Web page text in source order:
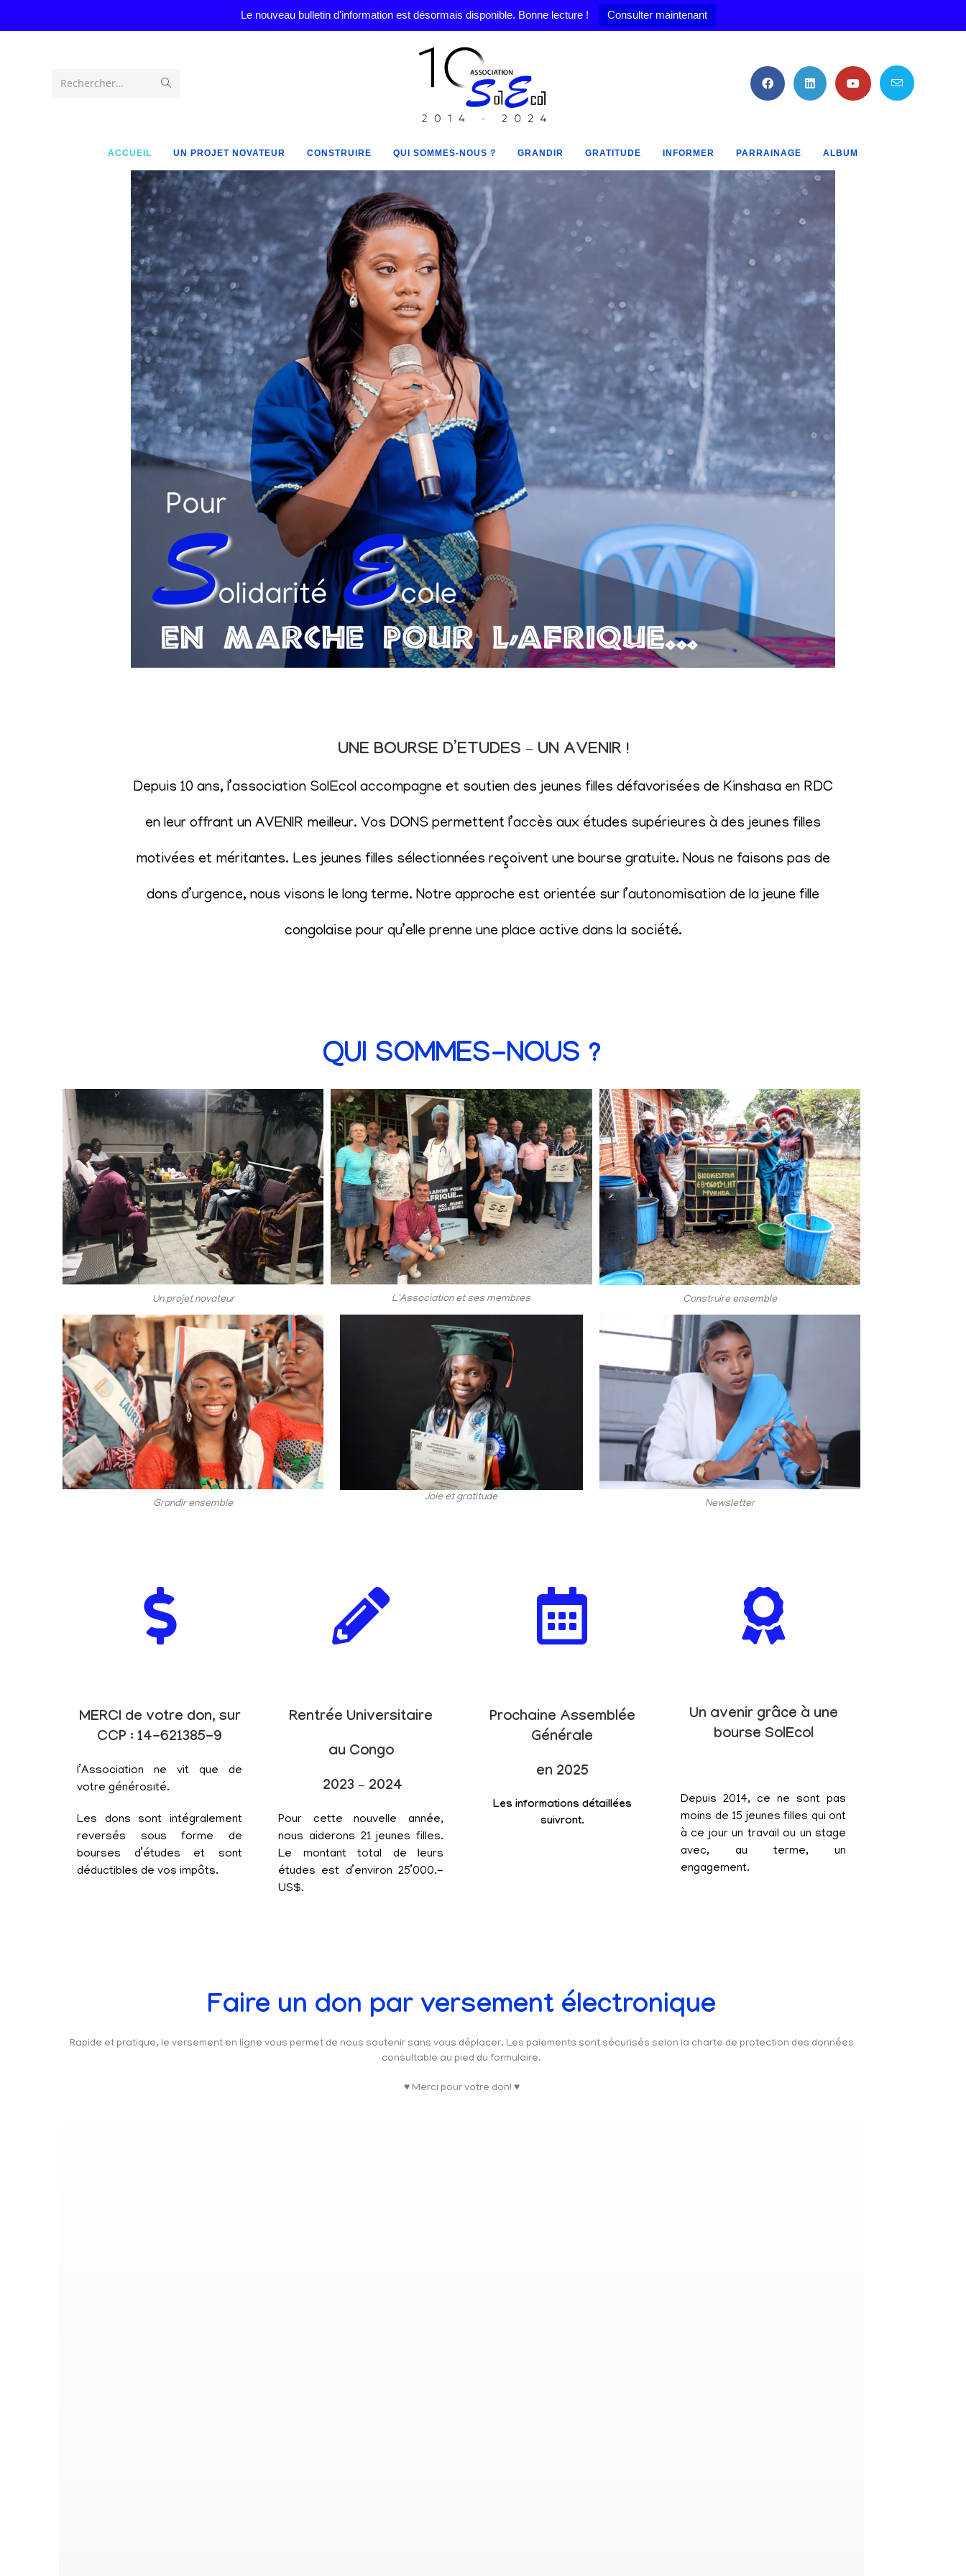
Le nouveau bulletin d'information est désormais disponible. Bonne lecture ! Consulter maintenant
Rechercher…
ACCUEIL UN PROJET NOVATEUR CONSTRUIRE QUI SOMMES-NOUS ? GRANDIR GRATITUDE INFORMER PARRAINAGE ALBUM
UNE BOURSE D’ETUDES – UN AVENIR !
Depuis 10 ans, l’association SolEcol accompagne et soutien des jeunes filles défavorisées de Kinshasa en RDC
en leur offrant un AVENIR meilleur. Vos DONS permettent l’accès aux études supérieures à des jeunes filles
motivées et méritantes. Les jeunes filles sélectionnées reçoivent une bourse gratuite. Nous ne faisons pas de
dons d’urgence, nous visons le long terme. Notre approche est orientée sur l’autonomisation de la jeune fille
congolaise pour qu’elle prenne une place active dans la société.
QUI SOMMES-NOUS ?
Un projet novateur L'Association et ses membres Construire ensemble
Grandir ensemble
Joie et gratitude
Newsletter
MERCI de votre don, sur
CCP : 14-621385-9
l’Association ne vit que de
votre générosité.
Les dons sont intégralement
reversés sous forme de
bourses d’études et sont
déductibles de vos impôts.
Rentrée Universitaire
au Congo
2023 – 2024
Pour cette nouvelle année,
nous aiderons 21 jeunes filles.
Le montant total de leurs
études est d’environ 25’000.-
US$.
Prochaine Assemblée
Générale
en 2025
Les informations détaillées
suivront.
Un avenir grâce à une
bourse SolEcol
Depuis 2014, ce ne sont pas
moins de 15 jeunes filles qui ont
à ce jour un travail ou un stage
avec, au terme, un
engagement.
Faire un don par versement électronique
Rapide et pratique, le versement en ligne vous permet de nous soutenir sans vous déplacer. Les paiements sont sécurisés selon la charte de protection des données
consultable au pied du formulaire.
♥ Merci pour votre don! ♥